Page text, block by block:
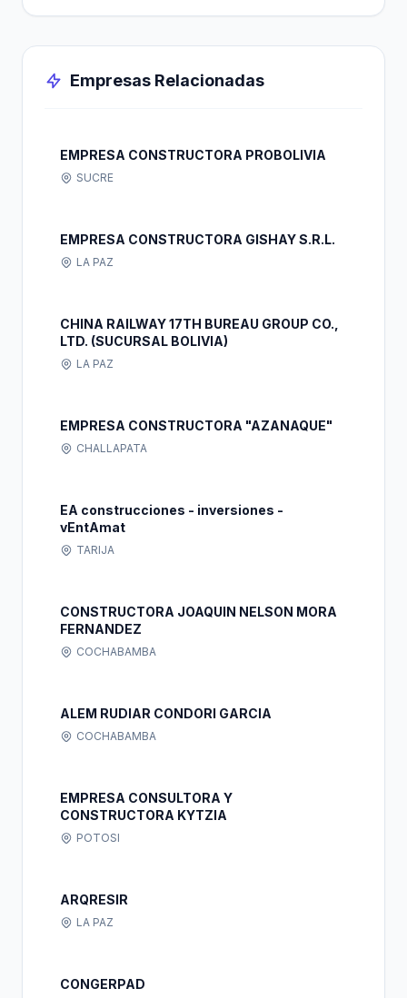
Empresas Relacionadas
EMPRESA CONSTRUCTORA PROBOLIVIA
SUCRE
EMPRESA CONSTRUCTORA GISHAY S.R.L.
LA PAZ
CHINA RAILWAY 17TH BUREAU GROUP CO.,
LTD. (SUCURSAL BOLIVIA)
LA PAZ
EMPRESA CONSTRUCTORA "AZANAQUE"
CHALLAPATA
EA construcciones - inversiones -
vEntAmat
TARIJA
CONSTRUCTORA JOAQUIN NELSON MORA
FERNANDEZ
COCHABAMBA
ALEM RUDIAR CONDORI GARCIA
COCHABAMBA
EMPRESA CONSULTORA Y
CONSTRUCTORA KYTZIA
POTOSI
ARQRESIR
LA PAZ
CONGERPAD